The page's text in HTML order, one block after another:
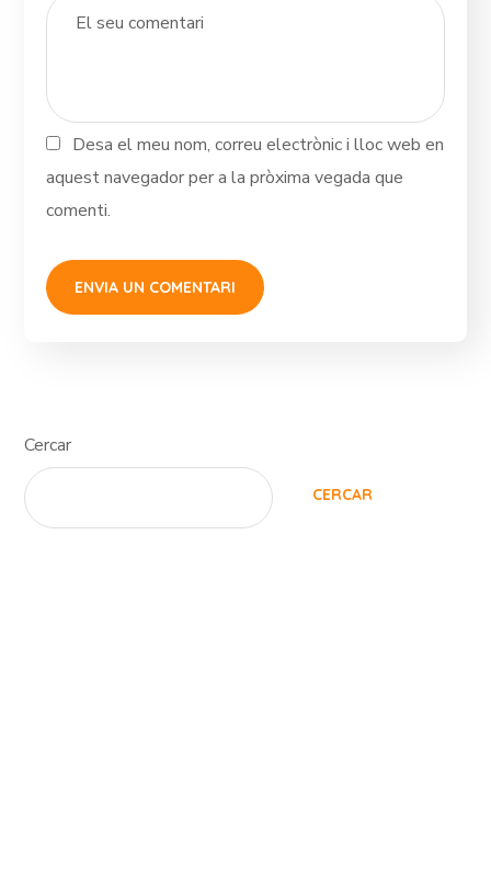
Desa el meu nom, correu electrònic i lloc web en
aquest navegador per a la pròxima vegada que
comenti.
Cercar
CERCAR